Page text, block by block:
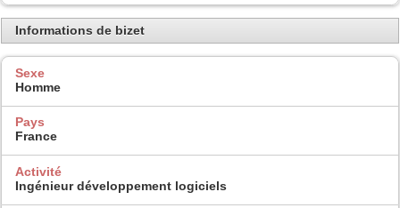
Informations de bizet
Sexe
Homme
Pays
France
Activité
Ingénieur développement logiciels